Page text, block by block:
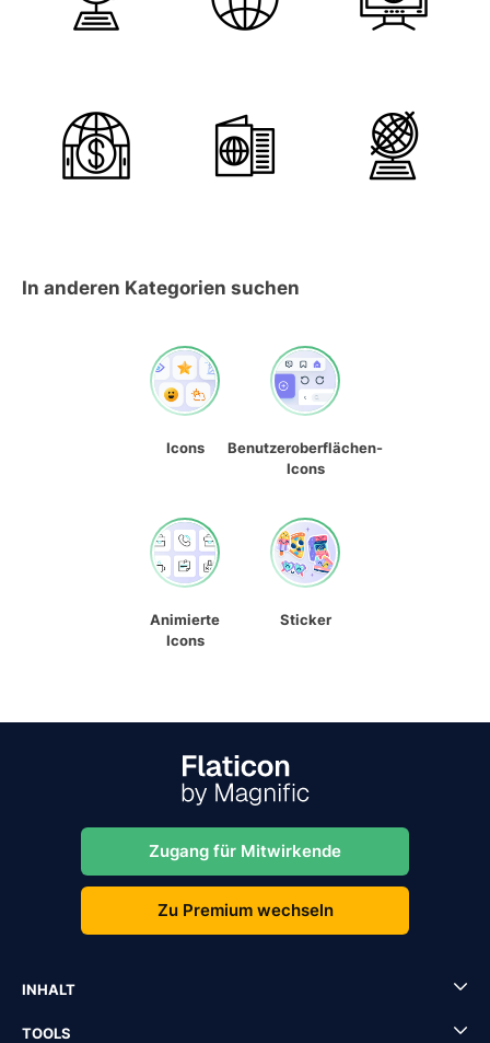
In anderen Kategorien suchen
Icons
Benutzeroberflächen-
Icons
Animierte
Icons
Sticker
Zugang für Mitwirkende
Zu Premium wechseln
INHALT
TOOLS